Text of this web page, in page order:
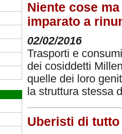
Niente cose
imparato a
02/02/2016
Trasporti e
dei cosiddetti
quelle dei loro
la struttura stessa
Uberisti di